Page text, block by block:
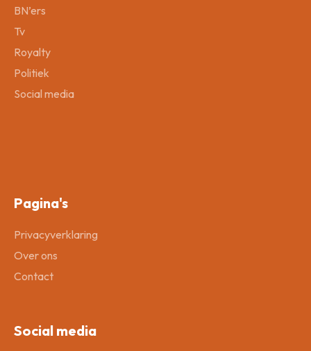
BN’ers
Tv
Royalty
Politiek
Social media
Pagina's
Privacyverklaring
Over ons
Contact
Social media